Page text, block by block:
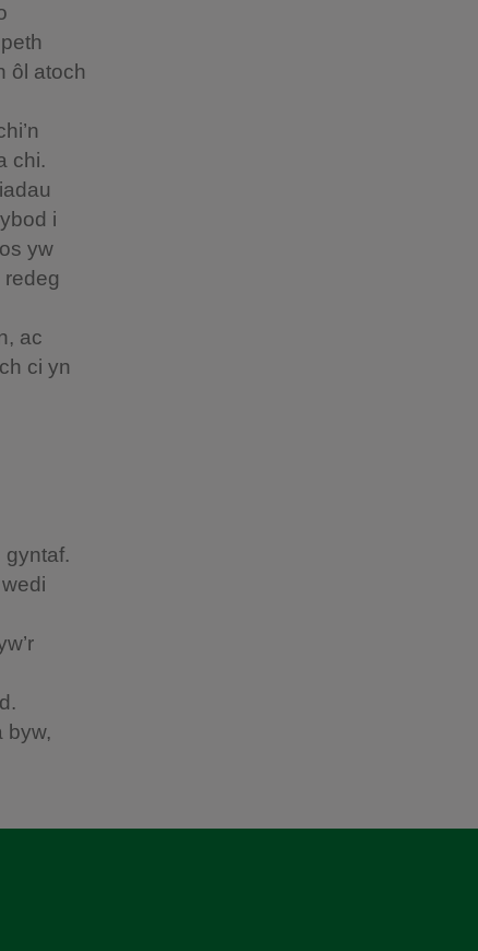
ôl atoch
chi.
i
yw
redeg
ac
ci yn
gyntaf.
byw,